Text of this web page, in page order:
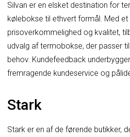
Silvan er en elsket destination for
kølebokse til ethvert formål. Med
prisoverkommelighed og kvalitet,
udvalg af termobokse, der passer
behov. Kundefeedback
fremragende kundeservice og
Stark
Stark er en af de førende butikker,